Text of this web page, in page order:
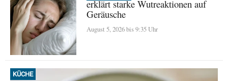
erklärt starke Wutreaktionen auf
Geräusche
August 5, 2026 bis 9:35 Uhr
KÜCHE